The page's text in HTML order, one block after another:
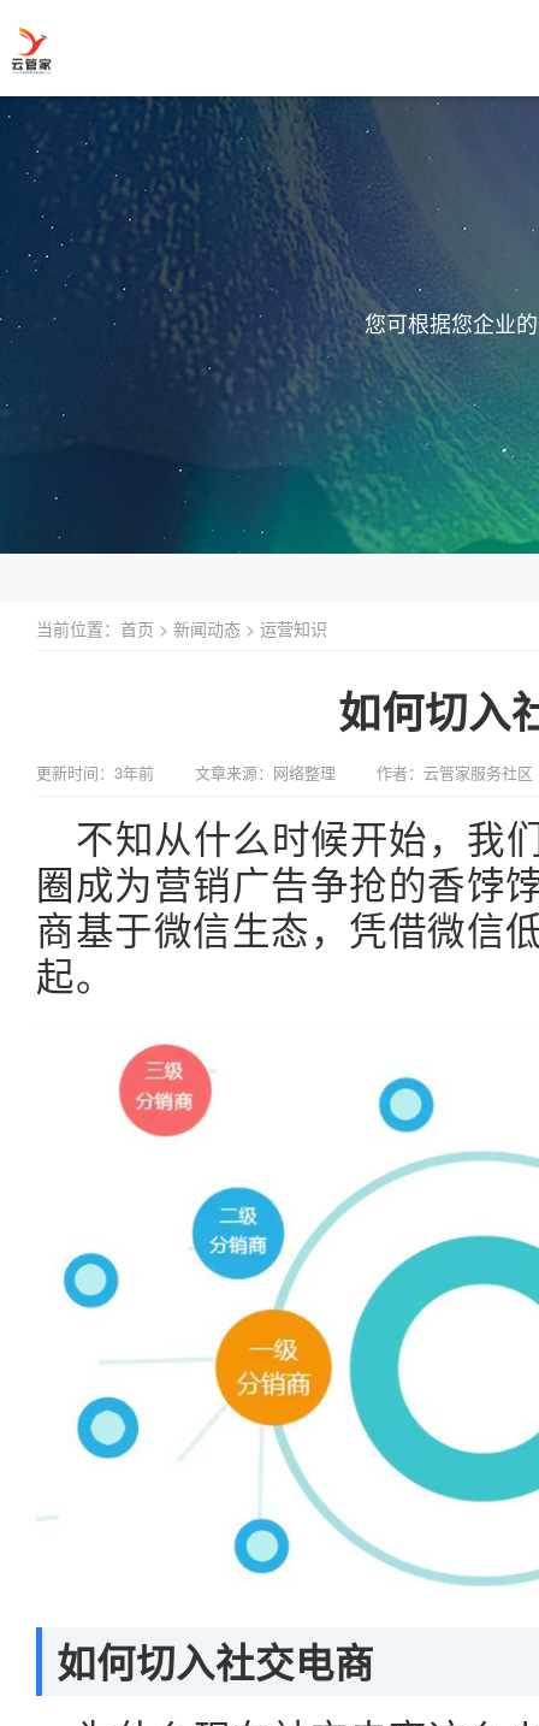
您可根据您企业
当前位置： 首页 > 新闻动态 > 运营知识
如何切入
更新时间：3年前 文章来源：网络整理 作者：云管家服务社区
不知从什么时候开始，我
圈成为营销广告争抢的香饽
商基于微信生态，凭借微信
起。
如何切入社交电商